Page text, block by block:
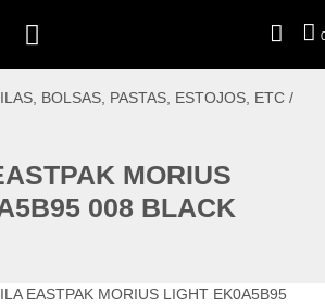
BOLSAS, PASTAS, ESTOJOS, ETC /
MORIUS
008 BLACK